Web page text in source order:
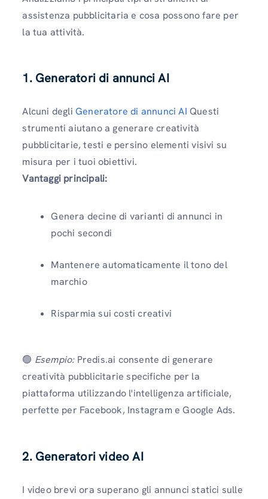
assistenza pubblicitaria e cosa possono fare per
la tua attività.
1. Generatori di annunci AI
Alcuni degli Generatore di annunci AI Questi
strumenti aiutano a generare creatività
pubblicitarie, testi e persino elementi visivi su
misura per i tuoi obiettivi.
Vantaggi principali:
Genera decine di varianti di annunci in
pochi secondi
Mantenere automaticamente il tono del
marchio
Risparmia sui costi creativi
🟢 Esempio:Predis.ai consente di generare
creatività pubblicitarie specifiche per la
piattaforma utilizzando l'intelligenza artificiale,
perfette per Facebook, Instagram e Google Ads.
2. Generatori video AI
I video brevi ora superano gli annunci statici sulle